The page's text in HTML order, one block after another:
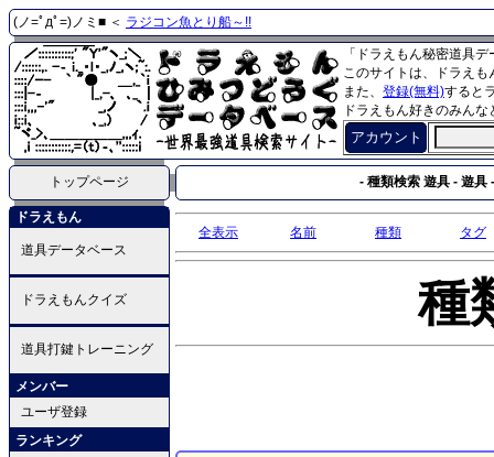
(ノ=ﾟдﾟ=)ノミ■ ＜ ラジコン魚とり船～!!
「ドラえもん秘密道具
このサイトは、ドラえ
また、 登録(無料)すると
ドラえもん好きのみん
アカウント
トップページ - 種類検索 遊具 - 遊具 -
ドラえもん
道具データベース
ドラえもんクイズ
道具打鍵トレーニング
メンバー
ユーザ登録
ランキング
全表示 名前 種類 タグ
種